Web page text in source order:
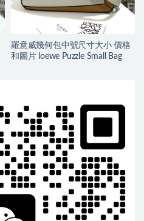
羅意威幾何包中號尺寸大小 價格
和圖片 loewe Puzzle Small Bag